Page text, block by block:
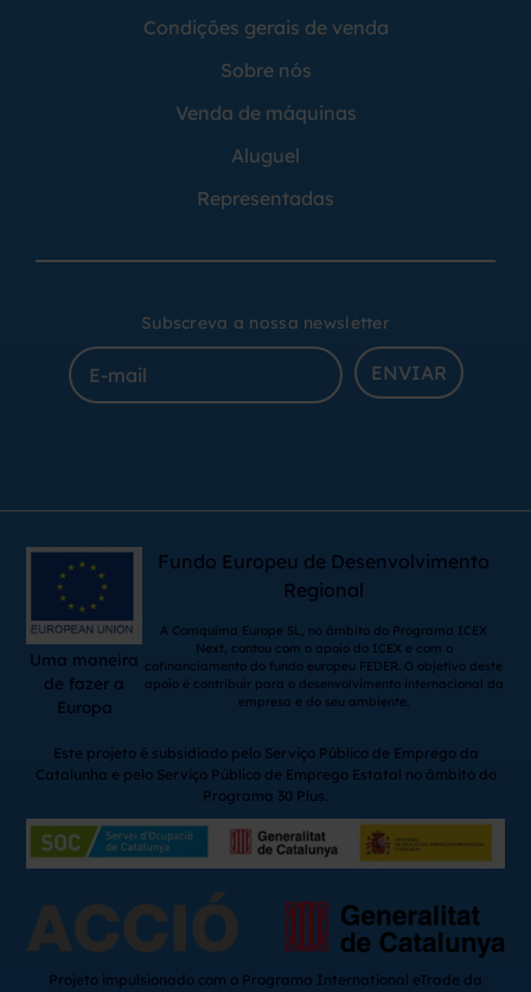
Condições gerais de venda
Sobre nós
Venda de máquinas
Aluguel
Representadas
Subscreva a nossa newsletter
ENVIAR
Uma maneira
de fazer a
Europa
Fundo Europeu de Desenvolvimento
Regional
A Comquima Europe SL, no âmbito do Programa ICEX
Next, contou com o apoio do ICEX e com o
cofinanciamento do fundo europeu FEDER. O objetivo deste
apoio é contribuir para o desenvolvimento internacional da
empresa e do seu ambiente.
Este projeto é subsidiado pelo Serviço Público de Emprego da
Catalunha e pelo Serviço Público de Emprego Estatal no âmbito do
Programa 30 Plus.
Projeto impulsionado com o Programa International eTrade da